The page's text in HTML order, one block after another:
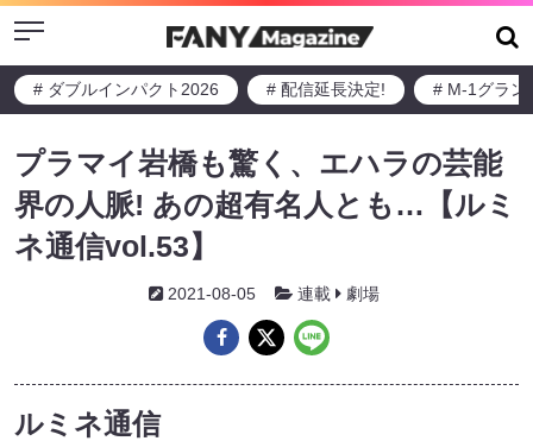
Menu
# ダブルインパクト2026 # 配信延長決定! # M-1グラン
プラマイ岩橋も驚く、エハラの芸能
界の人脈! あの超有名人とも…【ルミ
ネ通信vol.53】
2021-08-05 連載 劇場
ルミネ通信